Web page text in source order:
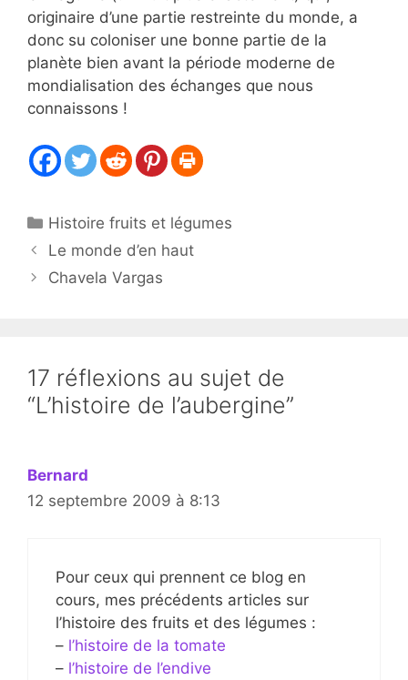
originaire d’une partie restreinte du monde, a
donc su coloniser une bonne partie de la
planète bien avant la période moderne de
mondialisation des échanges que nous
connaissons !
Catégories
Histoire fruits et légumes
Le monde d’en haut
Chavela Vargas
17 réflexions au sujet de
“L’histoire de l’aubergine”
Bernard
12 septembre 2009 à 8:13
Pour ceux qui prennent ce blog en
cours, mes précédents articles sur
l’histoire des fruits et des légumes :
– l’histoire de la tomate
– l’histoire de l’endive